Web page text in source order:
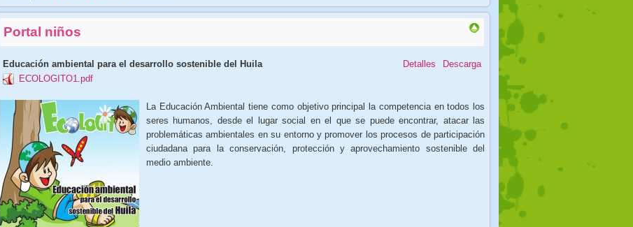
Portal niños
Educación ambiental para el desarrollo sostenible del Huila
ECOLOGITO1.pdf
Descarga
Detalles
La Educación Ambiental tiene como objetivo principal la competencia en todos los
seres humanos, desde el lugar social en el que se puede encontrar, atacar las
problemáticas ambientales en su entorno y promover los procesos de participación
ciudadana para la conservación, protección y aprovechamiento sostenible del
medio ambiente.